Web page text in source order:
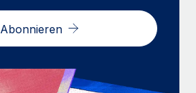
Abonnieren